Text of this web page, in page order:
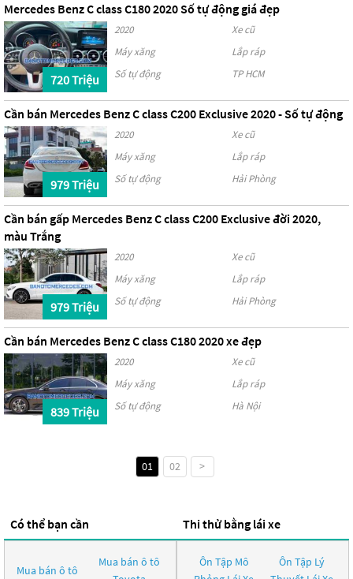
Mercedes Benz C class C180 2020 Số tự động giá đẹp
720 Triệu
2020
Xe cũ
Máy xăng
Lắp ráp
Số tự động
TP HCM
Cần bán Mercedes Benz C class C200 Exclusive 2020 - Số tự động
979 Triệu
2020
Xe cũ
Máy xăng
Lắp ráp
Số tự động
Hải Phòng
Cần bán gấp Mercedes Benz C class C200 Exclusive đời 2020,
màu Trắng
979 Triệu
2020
Xe cũ
Máy xăng
Lắp ráp
Số tự động
Hải Phòng
Cần bán Mercedes Benz C class C180 2020 xe đẹp
839 Triệu
2020
Xe cũ
Máy xăng
Lắp ráp
Số tự động
Hà Nội
01 02 >
Có thể bạn cần
Mua bán ô tô
Mua bán ô tô
Thi thử bằng lái xe
Ôn Tập Mô
Ôn Tập Lý